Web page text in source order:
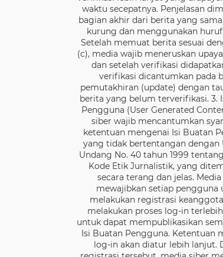
waktu secepatnya. Penjelasan
bagian akhir dari berita yang
kurung dan menggunakan
Setelah memuat berita sesuai
(c), media wajib meneruskan
dan setelah verifikasi
verifikasi dicantumkan pada
pemutakhiran (update) dengan
berita yang belum terverifikasi. 3.
Pengguna (User Generated
siber wajib mencantumkan
ketentuan mengenai Isi Buatan
yang tidak bertentangan dengan
Undang No. 40 tahun 1999
Kode Etik Jurnalistik, yang
secara terang dan jelas.
mewajibkan setiap pengguna
melakukan registrasi
melakukan proses log-in
untuk dapat mempublikasikan
Isi Buatan Pengguna. Ketentuan
log-in akan diatur lebih lanjut.